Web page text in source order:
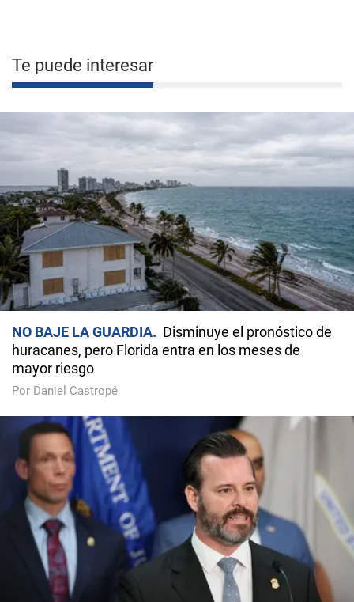
Te puede interesar
NO BAJE LA GUARDIA
Disminuye el pronóstico de
huracanes, pero Florida entra en los meses de
mayor riesgo
Por Daniel Castropé